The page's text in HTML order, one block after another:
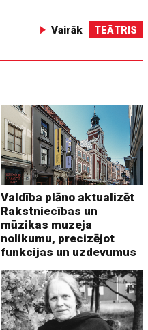
Vairāk TEĀTRIS
Valdība plāno aktualizēt
Rakstniecības un
mūzikas muzeja
nolikumu, precizējot
funkcijas un uzdevumus